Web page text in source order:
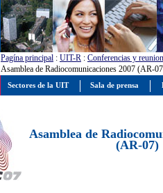
Pagína principal : UIT-R : Conferencias y
Asamblea de Radiocomunicaciones 2007 (AR-
Asamblea de
(AR-07)
Sectores de la UIT Sala de prensa